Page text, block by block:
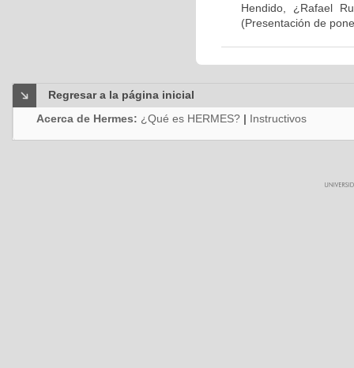
Hendido, ¿Rafael
(Presentación de
Regresar a la página inicial
Acerca de Hermes: ¿Qué es HERMES? | Instructivos